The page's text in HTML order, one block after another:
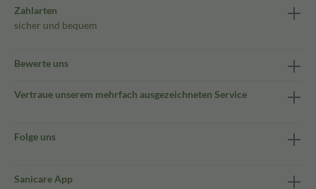
Zahlarten
sicher und bequem
Bewerte uns
Vertraue unserem mehrfach ausgezeichneten Service
Folge uns
Sanicare App